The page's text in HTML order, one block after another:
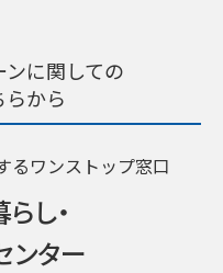
に関しての
から
るワンストップ窓口
し・
ンター